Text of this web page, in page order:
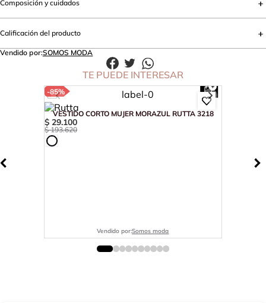
Composición y cuidados
Calificación del producto
Vendido por:SOMOS MODA
TE PUEDE INTERESAR
-85%
VESTIDO CORTO MUJER MORAZUL RUTTA 3218
$ 29.100
$ 193.620
Vendido por:Somos moda